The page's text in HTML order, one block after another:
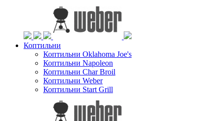
Коптильни
Коптильни Oklahoma Joe's
Коптильни Napoleon
Коптильни Char Broil
Коптильни Weber
Коптильни Start Grill